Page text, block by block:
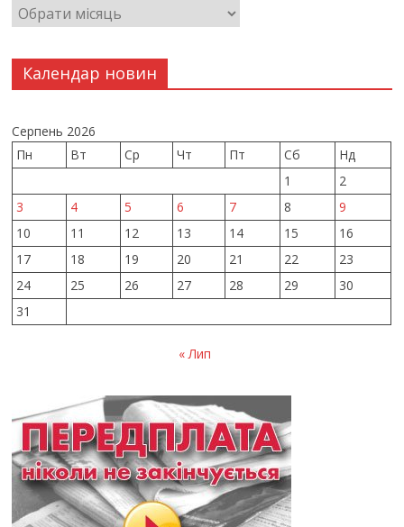
Календар новин
Серпень 2026
Пн
Вт Ср Чт Пт Сб
Нд
1
2
3
4 5 6 7 8
9
10
11 12 13 14 15
16
17
18 19 20 21 22
23
24
25 26 27 28 29
30
31
« Лип